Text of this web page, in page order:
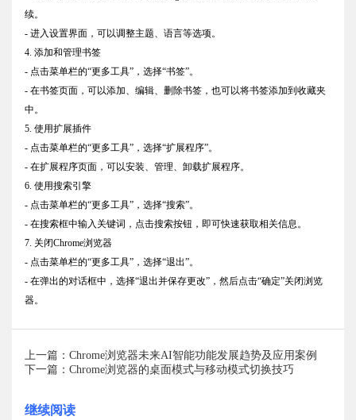
续。
- 进入设置界面，可以调整主题、语言等选项。
4. 添加和管理书签
- 点击菜单栏的“更多工具”，选择“书签”。
- 在书签页面，可以添加、编辑、删除书签，也可以将书签添加到收藏夹
中。
5. 使用扩展插件
- 点击菜单栏的“更多工具”，选择“扩展程序”。
- 在扩展程序页面，可以安装、管理、卸载扩展程序。
6. 使用搜索引擎
- 点击菜单栏的“更多工具”，选择“搜索”。
- 在搜索框中输入关键词，点击搜索按钮，即可快速获取相关信息。
7. 关闭Chrome浏览器
- 点击菜单栏的“更多工具”，选择“退出”。
- 在弹出的对话框中，选择“退出并保存更改”，然后点击“确定”关闭浏览
器。
上一篇：Chrome浏览器未来AI智能功能发展趋势及应用案例
下一篇：Chrome浏览器的桌面模式与移动模式切换技巧
继续阅读